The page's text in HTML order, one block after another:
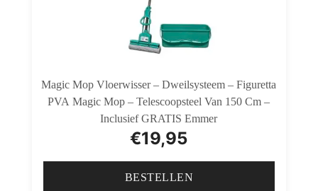
Magic Mop Vloerwisser – Dweilsysteem – Figuretta
PVA Magic Mop – Telescoopsteel Van 150 Cm –
Inclusief GRATIS Emmer
€19,95
BESTELLEN